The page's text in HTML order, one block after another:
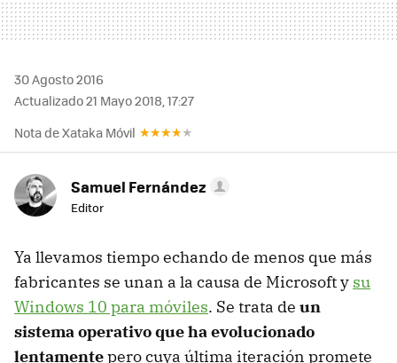
30 Agosto 2016
Actualizado 21 Mayo 2018, 17:27
Nota de Xataka Móvil
Samuel Fernández
Editor
Ya llevamos tiempo echando de menos que más
fabricantes se unan a la causa de Microsoft y su
Windows 10 para móviles. Se trata de un
sistema operativo que ha evolucionado
lentamentepero cuya última iteración promete